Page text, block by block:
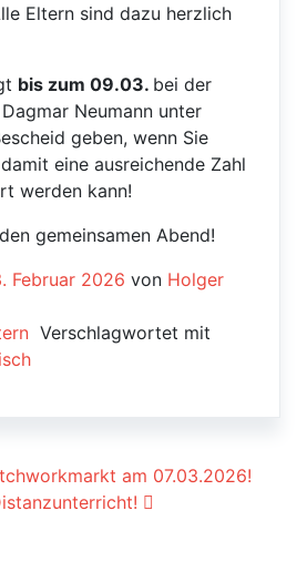
Eltern sind dazu herzlich
bis zum 09.03. bei der
Neumann unter
geben, wenn Sie
eine ausreichende Zahl
werden kann!
gemeinsamen Abend!
Februar 2026 von Holger
Verschlagwortet mit
am 07.03.2026!